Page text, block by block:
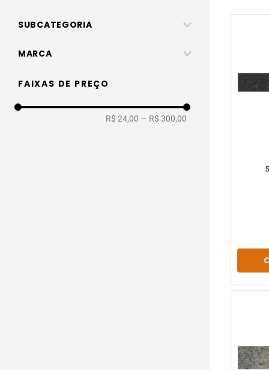
SUBCATEGORIA
Soleiras
MARCA
Deccor stone fora de linha
FAIXAS DE PREÇO
R$ 24,00 – R$ 300,00